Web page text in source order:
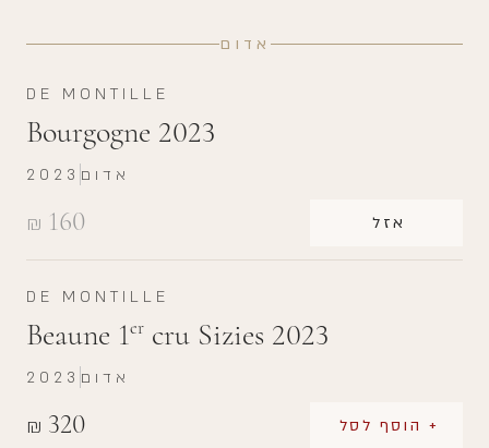
אדום
DE MONTILLE
Bourgogne 2023
₪ 160 אזל
2023 אדום
DE MONTILLE
Beaune 1er cru Sizies 2023
₪ 320 + הוסף לסל
2023 אדום